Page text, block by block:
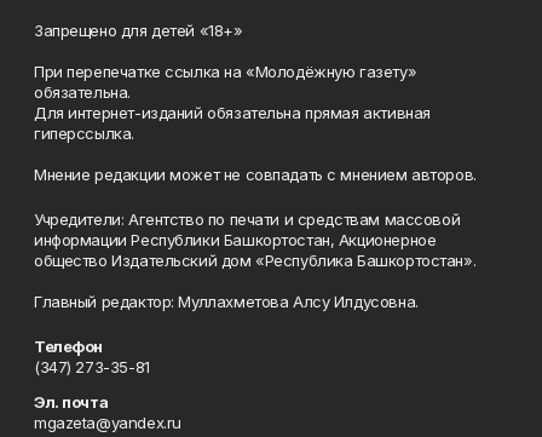
Запрещено для детей «18+»
При перепечатке ссылка на «Молодёжную газету»
обязательна.
Для интернет-изданий обязательна прямая активная
гиперссылка.
Мнение редакции может не совпадать с мнением авторов.
Учредители: Агентство по печати и средствам массовой
информации Республики Башкортостан, Акционерное
общество Издательский дом «Республика Башкортостан».
Главный редактор: Муллахметова Алсу Илдусовна.
Телефон
(347) 273-35-81
Эл. почта
mgazeta@yandex.ru